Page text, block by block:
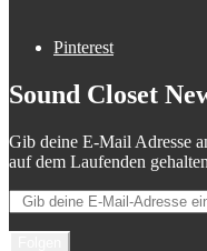
Pinterest
Sound Closet
Gib deine E-Mail Adresse
auf dem Laufenden